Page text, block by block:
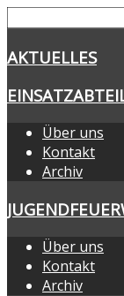
AKTUELLES
Über uns
Kontakt
Archiv
Über uns
Kontakt
Archiv